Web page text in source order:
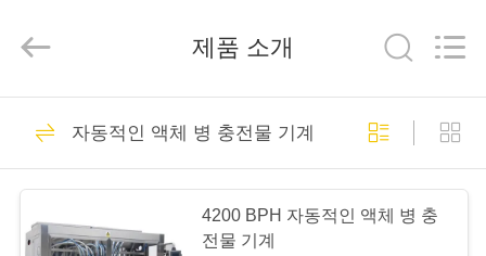
정
제
Road
Enterprise
Co.,LTD.
Reserved.
우유 채우는 선
제품 소개
자동적인 액체 병 충전물 기계
4200 BPH 자동적인 액체 병 충
전물 기계